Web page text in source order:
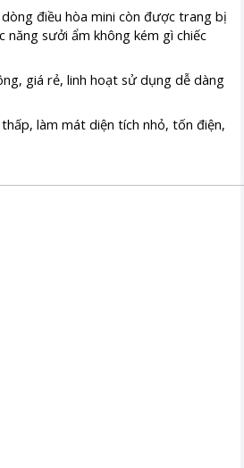
điều hòa mini còn được trang bị
năng sưởi ẩm không kém gì chiếc
giá rẻ, linh hoạt sử dụng dễ dàng
làm mát diện tích nhỏ, tốn điện,